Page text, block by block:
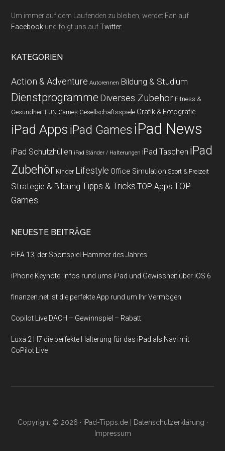
Um immer auf dem Laufenden zu bleiben, werdet Fan auf
Facebook und folgt uns aufTwitter.
KATEGORIEN
Action & Adventure Autorennen Bildung & Studium
Dienstprogramme Diverses Zubehör Fitness &
Gesundheit FUN Games Gesellschaftsspiele Grafik & Fotografie
iPad Apps iPad Games iPad News
iPad Schutzhüllen iPad Ständer / Halterungen iPad Taschen iPad
Zubehör Kinder Lifestyle Office Simulation Sport & Freizeit
Strategie & Bildung Tipps & Tricks TOP Apps TOP
Games
NEUESTE BEITRÄGE
FIFA 13, der Sportspiel-Hammer des Jahres
iPhone Keynote: Infos rund ums iPad und Gewissheit über iOS 6
finanzen.net ist die perfekte App rund um Ihr Vermögen
Copilot Live DACH – Gewinnspiel – Rabatt
Luxa 2 H7 die perfekte Halterung für das iPad als Navi mit
CoPilot Live
Copyright © 2026 · iPad-Tipps.de| Datenschutzerklärung ·
Impressum